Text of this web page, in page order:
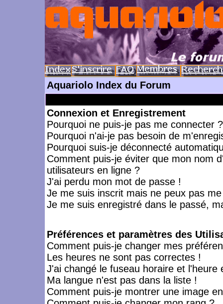
Aquariolo Index du Forum
Connexion et Enregistrement
Pourquoi ne puis-je pas me connecter ?
Pourquoi n'ai-je pas besoin de
Pourquoi suis-je déconnecté
Comment puis-je éviter que mon nom
utilisateurs en ligne ?
J'ai perdu mon mot de passe !
Je me suis inscrit mais ne peux pas
Je me suis enregistré dans le passé,
Préférences et paramètres des
Comment puis-je changer mes
Les heures ne sont pas correctes !
J'ai changé le fuseau horaire et l'heure
Ma langue n'est pas dans la liste !
Comment puis-je montrer une image